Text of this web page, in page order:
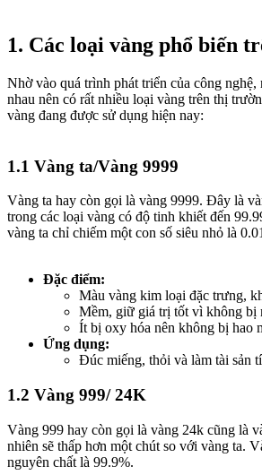
1. Các loại vàng phổ biến
Nhờ vào quá trình phát triển của công nghệ,
nhau nên có rất nhiều loại vàng trên thị
vàng đang được sử dụng hiện nay:
1.1 Vàng ta/Vàng 9999​
Vàng ta hay còn gọi là vàng 9999. Đây là
trong các loại vàng có độ tinh khiết đến
vàng ta chỉ chiếm một con số siêu nhỏ là
Đặc điểm:
Màu vàng kim loại đặc trưng,
Mềm, giữ giá trị tốt vì không bị
Ít bị oxy hóa nên không bị hao
Ứng dụng:
Đúc miếng, thỏi và làm tài sản
1.2 Vàng 999/ 24K​
Vàng 999 hay còn gọi là vàng 24k cũng là
nhiên sẽ thấp hơn một chút so với vàng ta.
nguyên chất là 99.9%.